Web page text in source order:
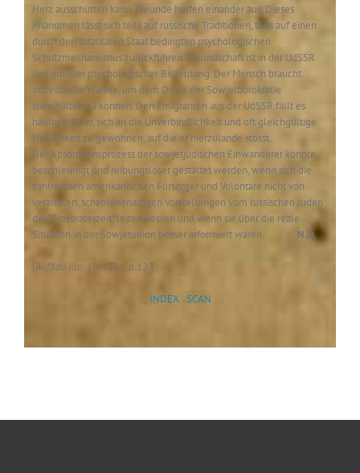
Herz ausschütten kann. Freunde helfen einander aus. Dieses
Phänomen lässt sich teils auf russische Traditionen, teils auf einen
durch den totalitären Staat bedingten psychologischen
Schutzmechanismus zurückführen. Freundschaft ist in der UdSSR
von grösster psychologischer Bedeutung. Der Mensch braucht
individuelle Wärme, um dem Druck der Sowjetbürokratie
standhalten zu können. Den Emigranten aus der UdSSR fällt es
häufig schwer, sich an die Unverbindlichkeit und oft gleichgültige
Höflichkeit zu gewöhnen, auf die er hierzulande stösst.
Der Absorptionsprozess der sowjetjüdischen Einwanderer könnte
beschleunigt und reibungsloser gestaltet werden, wenn sich die
zahlreichen amerikanischen Fürsorger und Volontäre nicht von
veralteten, schablonenartigen Vorstellungen vom russischen Juden
der “Grossvaterzeit” leiten liessen und wenn sie über die reale
Situation in der Sowjetunion besser informiert wären. N.D.
[AufbauJun. 19, 1981. p.12.]
INDEX SCAN